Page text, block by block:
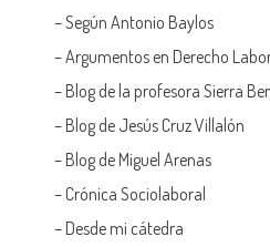
– Según Antonio Baylos
–Argumentos en Derecho
– Blog de la profesora Sierra
– Blog de Jesús Cruz Villalón
– Blog de Miguel Arenas
– Crónica Sociolaboral
– Desde mi cátedra